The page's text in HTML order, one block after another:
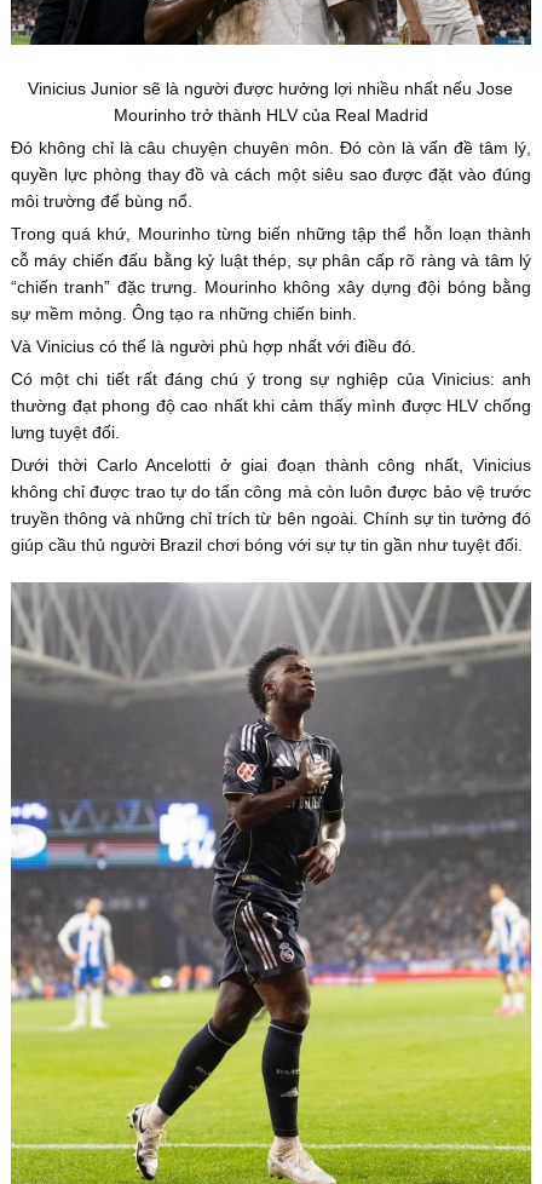
Vinicius Junior sẽ là người được hưởng lợi nhiều nhất nếu Jose
Mourinho trở thành HLV của Real Madrid
Đó không chỉ là câu chuyện chuyên môn. Đó còn là vấn đề tâm lý,
quyền lực phòng thay đồ và cách một siêu sao được đặt vào đúng
môi trường để bùng nổ.
Trong quá khứ, Mourinho từng biến những tập thể hỗn loạn thành
cỗ máy chiến đấu bằng kỷ luật thép, sự phân cấp rõ ràng và tâm lý
“chiến tranh” đặc trưng. Mourinho không xây dựng đội bóng bằng
sự mềm mỏng. Ông tạo ra những chiến binh.
Và Vinicius có thể là người phù hợp nhất với điều đó.
Có một chi tiết rất đáng chú ý trong sự nghiệp của Vinicius: anh
thường đạt phong độ cao nhất khi cảm thấy mình được HLV chống
lưng tuyệt đối.
Dưới thời Carlo Ancelotti ở giai đoạn thành công nhất, Vinicius
không chỉ được trao tự do tấn công mà còn luôn được bảo vệ trước
truyền thông và những chỉ trích từ bên ngoài. Chính sự tin tưởng đó
giúp cầu thủ người Brazil chơi bóng với sự tự tin gần như tuyệt đối.